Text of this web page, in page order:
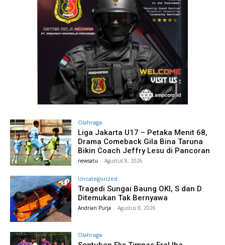
Olahraga
Liga Jakarta U17 – Petaka Menit 68,
Drama Comeback Gila Bina Taruna
Bikin Coach Jeffry Lesu di Pancoran
newsatu - Agustus 8, 2026
Uncategorized
Tragedi Sungai Baung OKI, S dan D
Ditemukan Tak Bernyawa
Andrian Purja - Agustus 8, 2026
Olahraga